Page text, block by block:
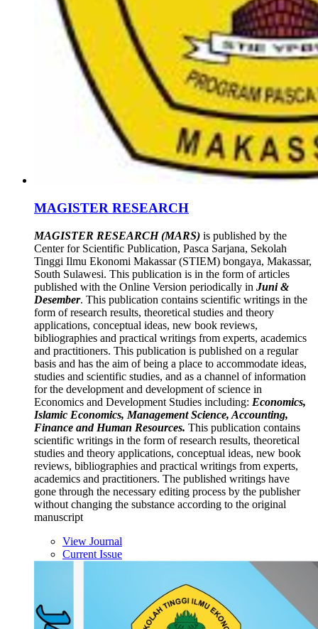
MAGISTER RESEARCH
MAGISTER RESEARCH (MARS) is published by the
Center for Scientific Publication, Pasca Sarjana, Sekolah
Tinggi Ilmu Ekonomi Makassar (STIEM) bongaya, Makassar,
South Sulawesi. This publication is in the form of articles
published with the Online Version periodically in Juni &
Desember. This publication contains scientific writings in the
form of research results, theoretical studies and theory
applications, conceptual ideas, new book reviews,
bibliographies and practical writings from experts, academics
and practitioners. This publication is published on a regular
basis and has the aim of being a place to accommodate ideas,
studies and scientific studies, and as a channel of information
for the development and development of science in
Economics and Development Studies including: Economics,
Islamic Economics, Management Science, Accounting,
Finance and Human Resources. This publication contains
scientific writings in the form of research results, theoretical
studies and theory applications, conceptual ideas, new book
reviews, bibliographies and practical writings from experts,
academics and practitioners. The published writings have
gone through the necessary editing process by the publisher
without changing the substance according to the original
manuscript
View Journal
Current Issue